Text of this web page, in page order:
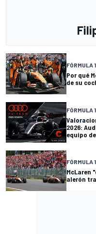
FÓRMULA 1
Por qué
de su
FÓRMULA 1
2026:
equipo
FÓRMULA 1
McLaren
alerón